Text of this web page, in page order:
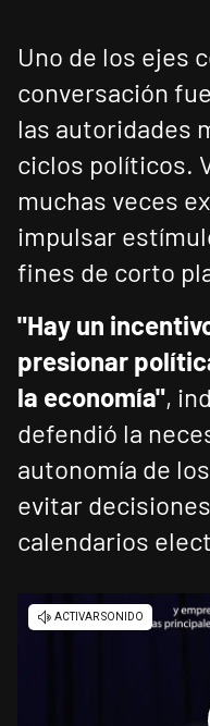
Uno de los ejes
conversación
las autoridades
ciclos políticos.
muchas veces
impulsar
fines de corto
"Hay un
presionar
la economía",
defendió la
autonomía de
evitar
calendarios